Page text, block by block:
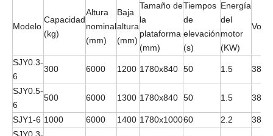
Modelo
Capacidad
(kg)
Altura
nominal
(mm)
Baja
altura
(mm)
Tamaño de
la
plataforma
(mm)
Tiempos
de
elevación
(s)
Energía
del
motor
(KW)
SJY0.3-
6
300 6000 1200 1780x840 50 1.5
SJY0.5-
6
500 6000 1300 1780x840 50 1.5
SJY1-6 1000 6000 1400 1780x100060 2.2